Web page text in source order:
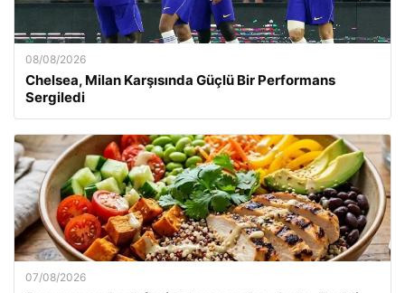
08/08/2026
Chelsea, Milan Karşısında Güçlü Bir Performans
Sergiledi
07/08/2026